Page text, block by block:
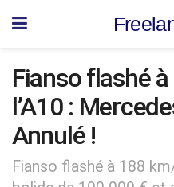
Fianso flashé
l’A10 :
Annulé !
Fianso flashé à 188